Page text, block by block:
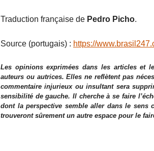
Traduction française de Pedro Picho.
Source (portugais) : https://
Les opinions exprimées dans les articles et
auteurs ou autrices. Elles ne reflètent pas
commentaire injurieux ou insultant sera
sensibilité de gauche. Il cherche à se faire
dont la perspective semble aller dans le
trouveront sûrement un autre espace pour le